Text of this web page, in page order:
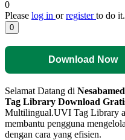
0
Please log in orregisterto do it.
0
Download Now
Selamat Datang di
Tag Library Download
Multilingual.UVI Tag Library
membantu pengguna
dengan cara yang efisien.